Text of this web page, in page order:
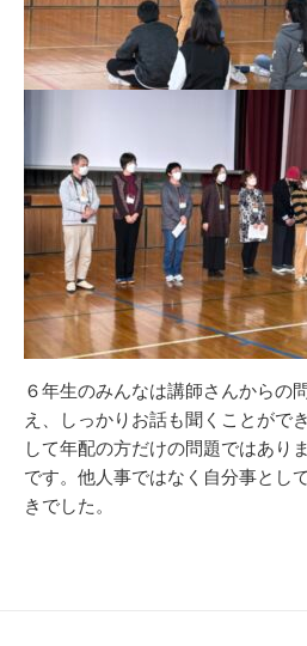
６年生のみんなは講師さんからの
え、しっかりお話も聞くことがで
して年配の方だけの問題ではあり
です。他人事ではなく自分事とし
きでした。